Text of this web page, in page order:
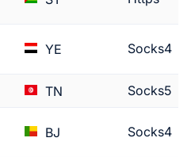
YE Socks4
TN Socks5
BJ Socks4